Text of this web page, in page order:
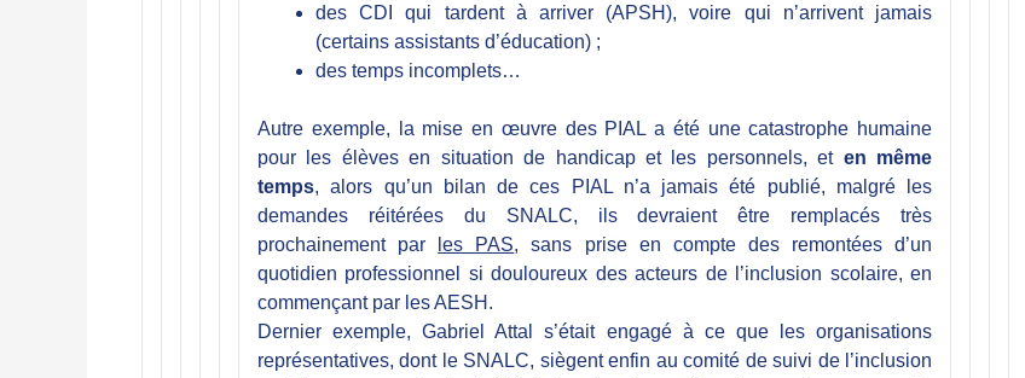
des CDI qui tardent à arriver (APSH), voire qui n’arrivent jamais
(certains assistants d’éducation) ;
des temps incomplets…
Autre exemple, la mise en œuvre des PIAL a été une catastrophe humaine
pour les élèves en situation de handicap et les personnels, et en même
temps, alors qu’un bilan de ces PIAL n’a jamais été publié, malgré les
demandes réitérées du SNALC, ils devraient être remplacés très
prochainement par
les PAS, sans prise en compte des remontées d’un
quotidien professionnel si douloureux des acteurs de l’inclusion scolaire, en
commençant par les AESH.
Dernier exemple, Gabriel Attal s’était engagé à ce que les organisations
représentatives, dont le SNALC, siègent enfin au comité de suivi de l’inclusion